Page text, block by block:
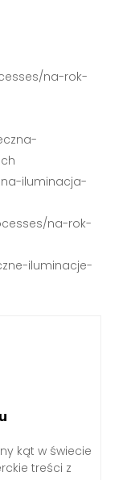
na-rok-
iluminacja-
na-rok-
iluminacje-
kąt w świecie
treści z